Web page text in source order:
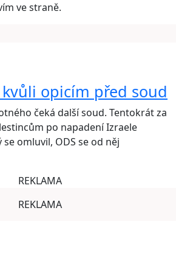
ve straně.
opicím před soud
čeká další soud. Tentokrát za
po napadení Izraele
omluvil, ODS se od něj
REKLAMA
REKLAMA